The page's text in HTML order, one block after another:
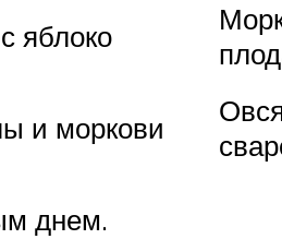
яблоко
и моркови
днем.